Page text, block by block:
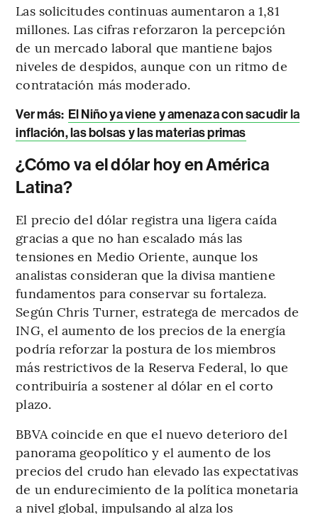
Las solicitudes continuas aumentaron a 1,81
millones. Las cifras reforzaron la percepción
de un mercado laboral que mantiene bajos
niveles de despidos, aunque con un ritmo de
contratación más moderado.
Ver más: El Niño ya viene y amenaza con sacudir la
inflación, las bolsas y las materias primas
¿Cómo va el dólar hoy en América
Latina?
El precio del dólar registra una ligera caída
gracias a que no han escalado más las
tensiones en Medio Oriente, aunque los
analistas consideran que la divisa mantiene
fundamentos para conservar su fortaleza.
Según Chris Turner, estratega de mercados de
ING, el aumento de los precios de la energía
podría reforzar la postura de los miembros
más restrictivos de la Reserva Federal, lo que
contribuiría a sostener al dólar en el corto
plazo.
BBVA coincide en que el nuevo deterioro del
panorama geopolítico y el aumento de los
precios del crudo han elevado las expectativas
de un endurecimiento de la política monetaria
a nivel global, impulsando al alza los